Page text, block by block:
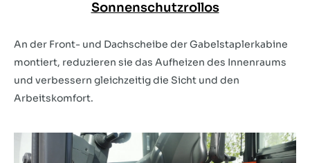
Sonnenschutzrollos
An der Front- und Dachscheibe der Gabelstaplerkabine
montiert, reduzieren sie das Aufheizen des Innenraums
und verbessern gleichzeitig die Sicht und den
Arbeitskomfort.